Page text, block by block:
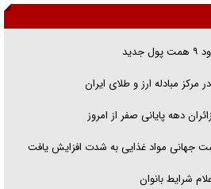
جوان با برنامه تلویزیونی «نبرد
عصر جاهلی شد
را آتش می‌زد
مرکز مبادله ارز و طلای ایران
دهه پایانی صفر از امروز
جهانی مواد غذایی به شدت افزایش یافت
شرایط بانوان